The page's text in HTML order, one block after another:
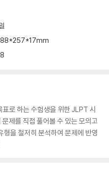
로 하는 수험생을 위한 JLPT 시
제를 직접 풀어볼 수 있는 모의고
형을 철저히 분석하여 문제에 반영